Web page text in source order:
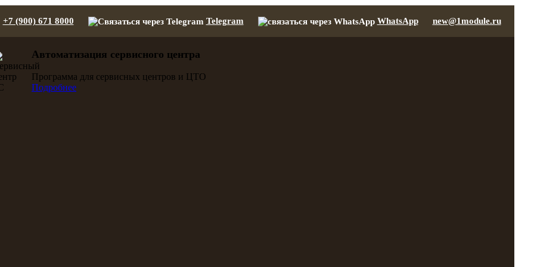
+7 (900) 671 8000 Telegram WhatsApp new@1module.ru
Автоматизация сервисного центра
Программа для сервисных центров и ЦТО
Подробнее